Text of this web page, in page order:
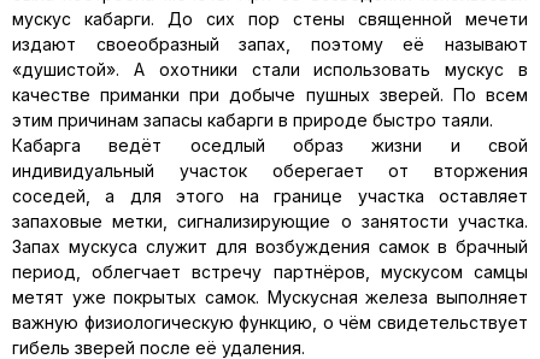
мускус кабарги. До сих пор стены священной мечети
издают своеобразный запах, поэтому её называют
«душистой». А охотники стали использовать мускус в
качестве приманки при добыче пушных зверей. По всем
этим причинам запасы кабарги в природе быстро таяли.
Кабарга ведёт оседлый образ жизни и свой
индивидуальный участок оберегает от вторжения
соседей, а для этого на границе участка оставляет
запаховые метки, сигнализирующие о занятости участка.
Запах мускуса служит для возбуждения самок в брачный
период, облегчает встречу партнёров, мускусом самцы
метят уже покрытых самок. Мускусная железа выполняет
важную физиологическую функцию, о чём свидетельствует
гибель зверей после её удаления.